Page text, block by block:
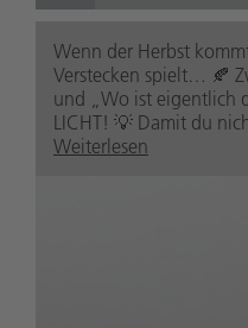
Wenn der Herbst
Verstecken spielt… 🍂
und „Wo ist eigentlich
LICHT! 💡 Damit du
Weiterlesen